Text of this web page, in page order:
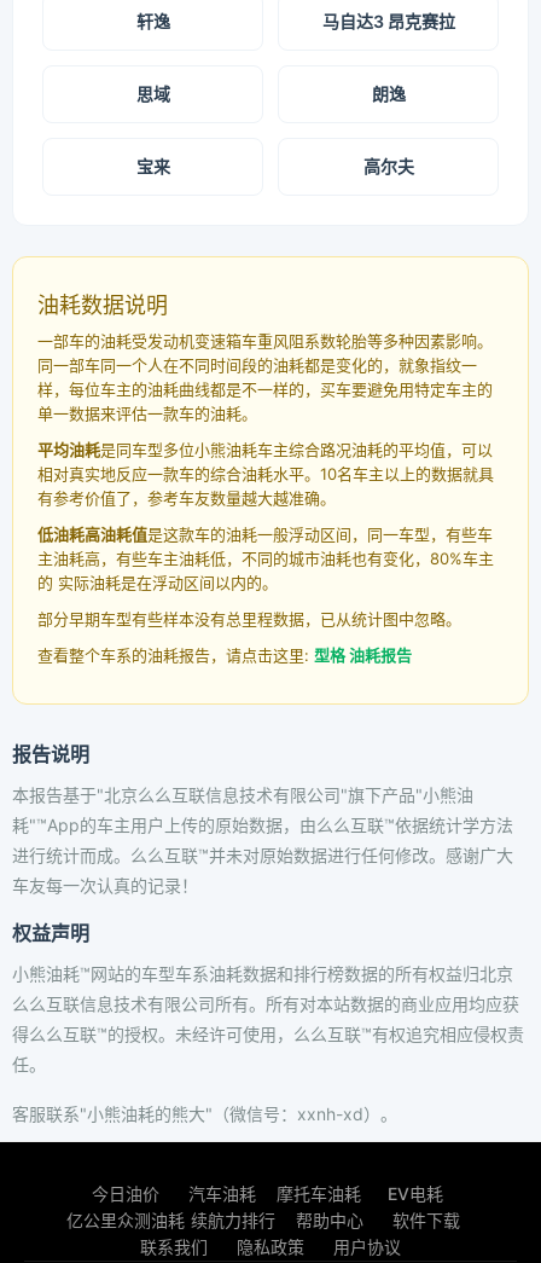
轩逸 马自达3 昂克赛拉
思域 朗逸
宝来 高尔夫
油耗数据说明
一部车的油耗受发动机变速箱车重风阻系数轮胎等多种因素影响。
同一部车同一个人在不同时间段的油耗都是变化的，就象指纹一
样，每位车主的油耗曲线都是不一样的，买车要避免用特定车主的
单一数据来评估一款车的油耗。
平均油耗是同车型多位小熊油耗车主综合路况油耗的平均值，可以
相对真实地反应一款车的综合油耗水平。10名车主以上的数据就具
有参考价值了，参考车友数量越大越准确。
低油耗高油耗值是这款车的油耗一般浮动区间，同一车型，有些车
主油耗高，有些车主油耗低，不同的城市油耗也有变化，80%车主
的 实际油耗是在浮动区间以内的。
部分早期车型有些样本没有总里程数据，已从统计图中忽略。
查看整个车系的油耗报告，请点击这里: 型格 油耗报告
报告说明
本报告基于"北京么么互联信息技术有限公司"旗下产品"小熊油
耗"™App的车主用户上传的原始数据，由么么互联™依据统计学方法
进行统计而成。么么互联™并未对原始数据进行任何修改。感谢广大
车友每一次认真的记录！
权益声明
小熊油耗™网站的车型车系油耗数据和排行榜数据的所有权益归北京
么么互联信息技术有限公司所有。所有对本站数据的商业应用均应获
得么么互联™的授权。未经许可使用，么么互联™有权追究相应侵权责
任。
客服联系"小熊油耗的熊大"（微信号：xxnh-xd）。
今日油价 汽车油耗 摩托车油耗
EV电耗
亿公里众测油耗 续航力排行 帮助中心
软件下载
联系我们
隐私政策 用户协议